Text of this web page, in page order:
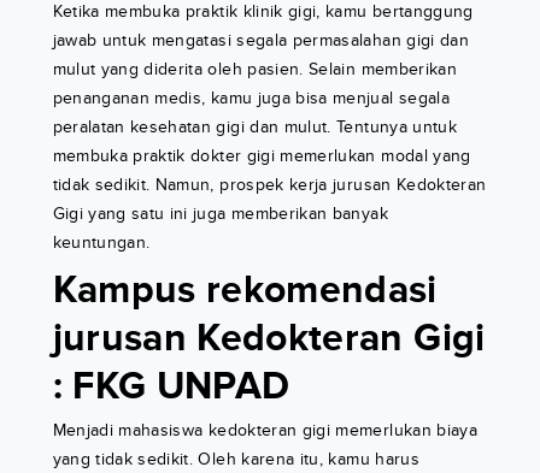
Ketika membuka praktik klinik gigi, kamu bertanggung
jawab untuk mengatasi segala permasalahan gigi dan
mulut yang diderita oleh pasien. Selain memberikan
penanganan medis, kamu juga bisa menjual segala
peralatan kesehatan gigi dan mulut. Tentunya untuk
membuka praktik dokter gigi memerlukan modal yang
tidak sedikit. Namun, prospek kerja jurusan Kedokteran
Gigi yang satu ini juga memberikan banyak
keuntungan.
Kampus rekomendasi
jurusan Kedokteran Gigi
: FKG UNPAD
Menjadi mahasiswa kedokteran gigi memerlukan biaya
yang tidak sedikit. Oleh karena itu, kamu harus